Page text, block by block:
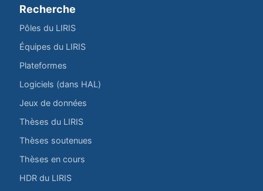
Recherche
Pôles du LIRIS
Équipes du LIRIS
Plateformes
Logiciels (dans HAL)
Jeux de données
Thèses du LIRIS
Thèses soutenues
Thèses en cours
HDR du LIRIS